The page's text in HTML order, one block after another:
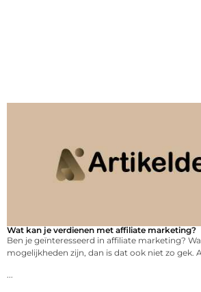
Wat kan je verdienen met affiliate marketing?
Ben je geïnteresseerd in affiliate marketing?
mogelijkheden zijn, dan is dat ook niet zo gek.
...